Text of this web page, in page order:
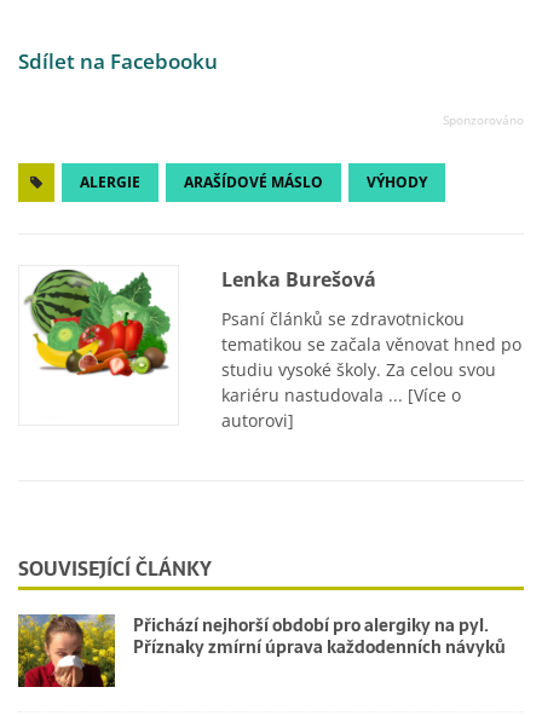
Sdílet na Facebooku
ALERGIE ARAŠÍDOVÉ MÁSLO VÝHODY
Lenka Burešová
Psaní článků se zdravotnickou
tematikou se začala věnovat hned po
studiu vysoké školy. Za celou svou
kariéru nastudovala ... [Více o
autorovi]
SOUVISEJÍCÍ ČLÁNKY
Přichází nejhorší období pro alergiky na pyl.
Příznaky zmírní úprava každodenních návyků